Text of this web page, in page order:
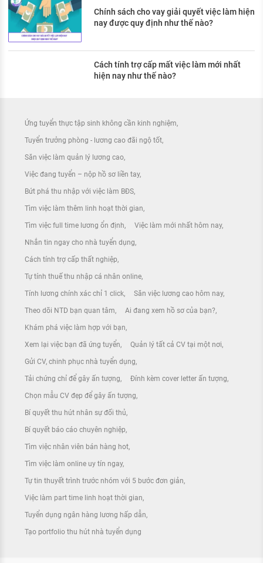
Chính sách cho vay giải quyết việc làm hiện
nay được quy định như thế nào?
Cách tính trợ cấp mất việc làm mới nhất
hiện nay như thế nào?
Ứng tuyển thực tập sinh không cần kinh nghiệm
Tuyển trưởng phòng - lương cao đãi ngộ tốt
Săn việc làm quản lý lương cao
Việc đang tuyển – nộp hồ sơ liền tay
Bứt phá thu nhập với việc làm BĐS
Tìm việc làm thêm linh hoạt thời gian
Tìm việc full time lương ổn định Việc làm mới nhất hôm nay
Nhắn tin ngay cho nhà tuyển dụng
Cách tính trợ cấp thất nghiệp
Tự tính thuế thu nhập cá nhân online
Tính lương chính xác chỉ 1 click Săn việc lương cao hôm nay
Theo dõi NTD bạn quan tâm Ai đang xem hồ sơ của bạn?
Khám phá việc làm hợp với bạn
Xem lại việc bạn đã ứng tuyển Quản lý tất cả CV tại một nơi
Gửi CV, chinh phục nhà tuyển dụng
Tải chứng chỉ để gây ấn tượng Đính kèm cover letter ấn tượng
Chọn mẫu CV đẹp để gây ấn tượng
Bí quyết thu hút nhân sự đối thủ
Bí quyết báo cáo chuyên nghiệp
Tìm việc nhân viên bán hàng hot
Tìm việc làm online uy tín ngay
Tự tin thuyết trình trước nhóm với 5 bước đơn giản
Việc làm part time linh hoạt thời gian
Tuyển dụng ngân hàng lương hấp dẫn
Tạo portfolio thu hút nhà tuyển dụng